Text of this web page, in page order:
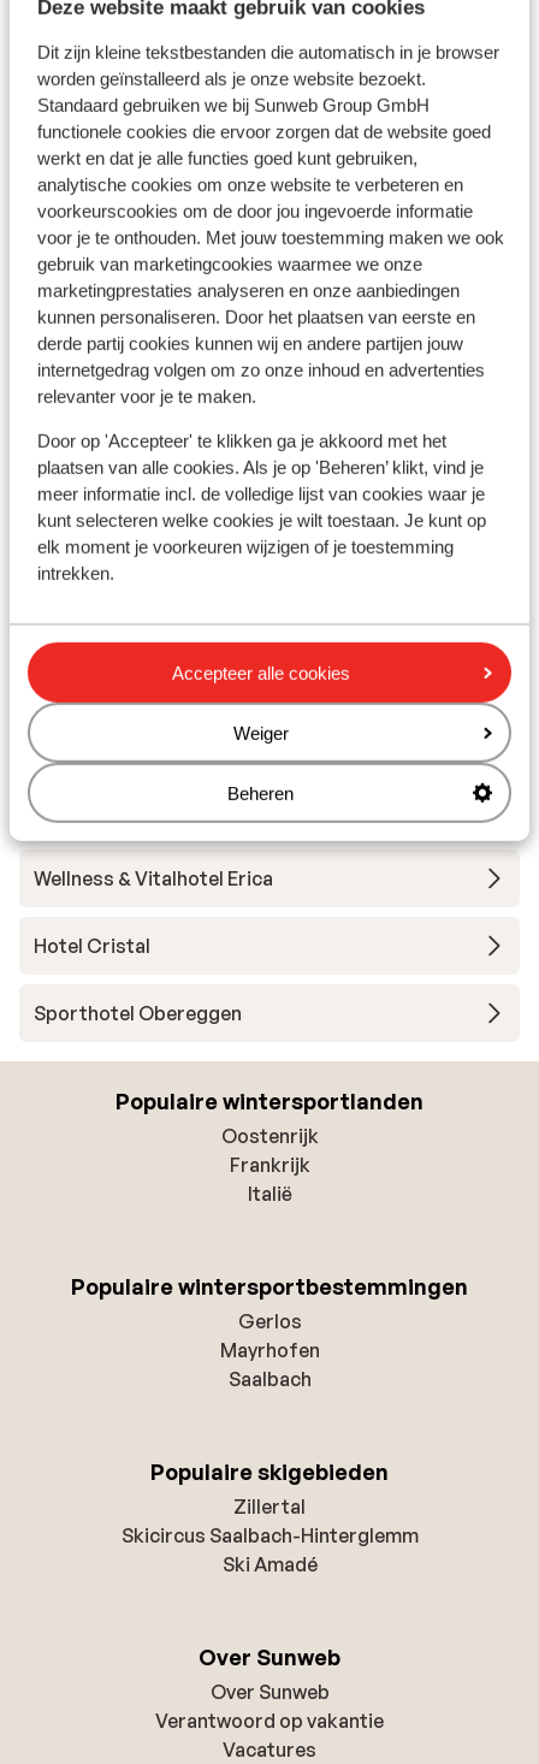
Deze website maakt gebruik van cookies
Dit zijn kleine tekstbestanden die automatisch in je browser
worden geïnstalleerd als je onze website bezoekt.
Standaard gebruiken we bij Sunweb Group GmbH
functionele cookies die ervoor zorgen dat de website goed
werkt en dat je alle functies goed kunt gebruiken,
analytische cookies om onze website te verbeteren en
voorkeurscookies om de door jou ingevoerde informatie
voor je te onthouden. Met jouw toestemming maken we ook
gebruik van marketingcookies waarmee we onze
marketingprestaties analyseren en onze aanbiedingen
kunnen personaliseren. Door het plaatsen van eerste en
derde partij cookies kunnen wij en andere partijen jouw
internetgedrag volgen om zo onze inhoud en advertenties
relevanter voor je te maken.
Door op 'Accepteer' te klikken ga je akkoord met het
plaatsen van alle cookies. Als je op 'Beheren’ klikt, vind je
meer informatie incl. de volledige lijst van cookies waar je
kunt selecteren welke cookies je wilt toestaan. Je kunt op
elk moment je voorkeuren wijzigen of je toestemming
intrekken.
Accepteer alle cookies
Weiger
Beheren
Nova Ponente Deutschnofen
Obereggen
Andere accommodaties in
Obereggen/Latemar
Dorfhotel Moar am Latemar
Wellness & Vitalhotel Erica
Hotel Cristal
Sporthotel Obereggen
Populaire wintersportlanden
Oostenrijk
Frankrijk
Italië
Populaire wintersportbestemmingen
Gerlos
Mayrhofen
Saalbach
Populaire skigebieden
Zillertal
Skicircus Saalbach-Hinterglemm
Ski Amadé
Over Sunweb
Over Sunweb
Verantwoord op vakantie
Vacatures